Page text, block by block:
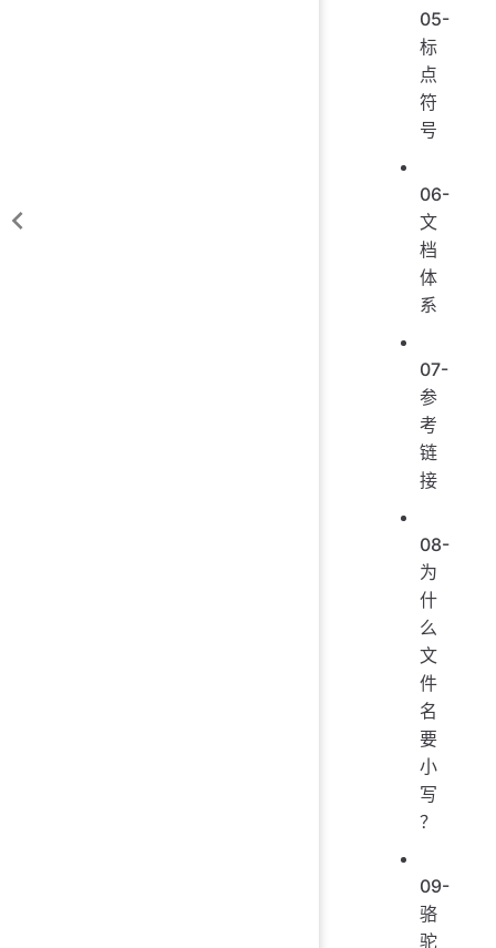
05-
标
点
符
号
06-
文
档
体
系
07-
参
考
链
接
08-
为
什
么
文
件
名
要
小
写
？
09-
骆
驼